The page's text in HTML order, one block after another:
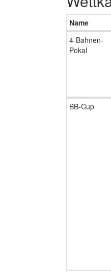
Name
4-Bahnen-
Pokal
BB-Cup